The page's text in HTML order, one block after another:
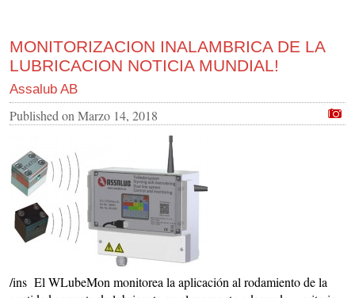
MONITORIZACION INALAMBRICA DE LA
LUBRICACION NOTICIA MUNDIAL!
Assalub AB
Published on Marzo 14, 2018
/ins El WLubeMon monitorea la aplicación al rodamiento de la